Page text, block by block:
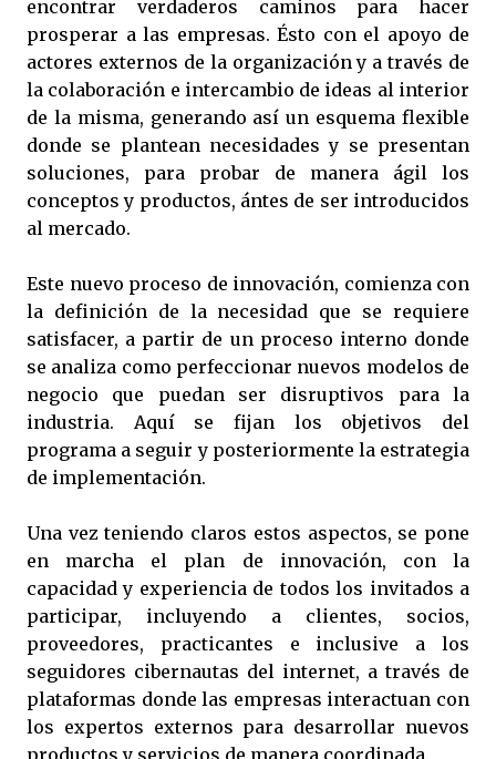
encontrar verdaderos caminos para hacer
prosperar a las empresas. Ésto con el apoyo de
actores externos de la organización y a través de
la colaboración e intercambio de ideas al interior
de la misma, generando así un esquema flexible
donde se plantean necesidades y se presentan
soluciones, para probar de manera ágil los
conceptos y productos, ántes de ser introducidos
al mercado.
Este nuevo proceso de innovación, comienza con
la definición de la necesidad que se requiere
satisfacer, a partir de un proceso interno donde
se analiza como perfeccionar nuevos modelos de
negocio que puedan ser disruptivos para la
industria. Aquí se fijan los objetivos del
programa a seguir y posteriormente la estrategia
de implementación.
Una vez teniendo claros estos aspectos, se pone
en marcha el plan de innovación, con la
capacidad y experiencia de todos los invitados a
participar, incluyendo a clientes, socios,
proveedores, practicantes e inclusive a los
seguidores cibernautas del internet, a través de
plataformas donde las empresas interactuan con
los expertos externos para desarrollar nuevos